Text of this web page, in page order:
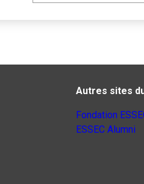
Autres sites
Fondation
ESSEC Alumni